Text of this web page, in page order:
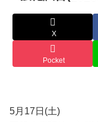
X
Pocket
5月17日(土)